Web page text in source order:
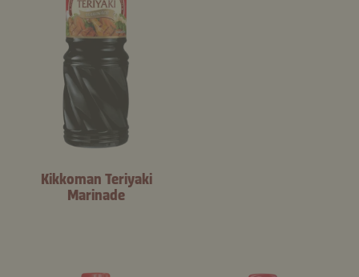
Kikkoman Teriyaki
Marinade